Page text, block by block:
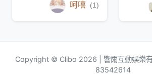
呵嘻 (1)
Copyright © Clibo 2026 | 響雨互動娛樂有
83542614